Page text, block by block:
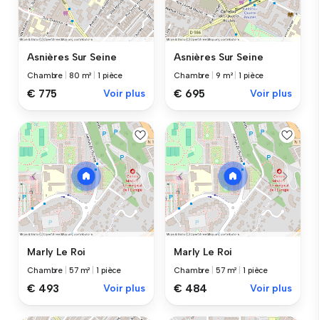
Asnières Sur Seine
Chambre 80 m² |1 pièce
€ 775 Voir plus
Asnières Sur Seine
Chambre 9 m² |1 pièce
€ 695 Voir plus
Marly Le Roi
Chambre 57 m² |1 pièce
€ 493 Voir plus
Marly Le Roi
Chambre 57 m² |1 pièce
€ 484 Voir plus